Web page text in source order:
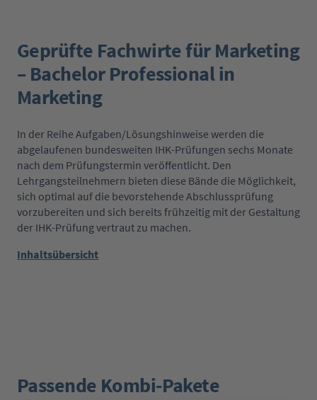
Geprüfte Fachwirte für Marketing
– Bachelor Professional in
Marketing
In der Reihe Aufgaben/Lösungshinweise werden die
abgelaufenen bundesweiten IHK-Prüfungen sechs Monate
nach dem Prüfungstermin veröffentlicht. Den
Lehrgangsteilnehmern bieten diese Bände die Möglichkeit,
sich optimal auf die bevorstehende Abschlussprüfung
vorzubereiten und sich bereits frühzeitig mit der Gestaltung
der IHK-Prüfung vertraut zu machen.
Inhaltsübersicht
Produktgalerie überspringen
Passende Kombi-Pakete